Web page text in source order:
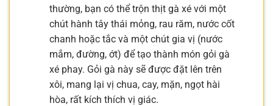
thường, bạn có thể trộn thịt gà xé với một
chút hành tây thái mỏng, rau răm, nước cốt
chanh hoặc tắc và một chút gia vị (nước
mắm, đường, ớt) để tạo thành món gỏi gà
xé phay. Gỏi gà này sẽ được đặt lên trên
xôi, mang lại vị chua, cay, mặn, ngọt hài
hòa, rất kích thích vị giác.